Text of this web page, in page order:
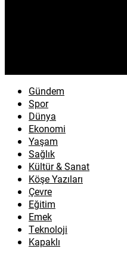
Gündem
Spor
Dünya
Ekonomi
Yaşam
Sağlık
Kültür & Sanat
Köşe Yazıları
Çevre
Eğitim
Emek
Teknoloji
Kapaklı